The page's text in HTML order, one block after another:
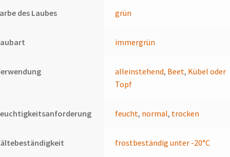
des Laubes grün
immergrün
alleinstehend, Beet, Kübel oder
Topf
feucht, normal, trocken
frostbeständig unter -20°C